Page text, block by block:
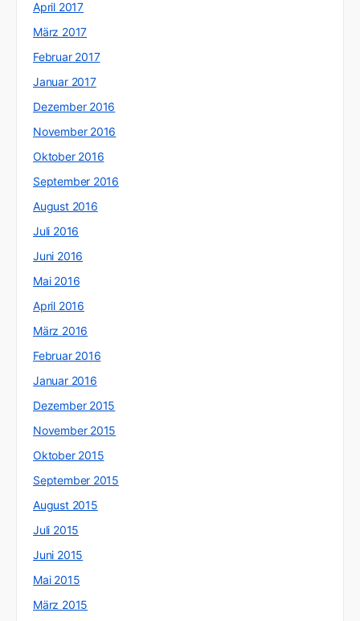
April 2017
März 2017
Februar 2017
Januar 2017
Dezember 2016
November 2016
Oktober 2016
September 2016
August 2016
Juli 2016
Juni 2016
Mai 2016
April 2016
März 2016
Februar 2016
Januar 2016
Dezember 2015
November 2015
Oktober 2015
September 2015
August 2015
Juli 2015
Juni 2015
Mai 2015
März 2015